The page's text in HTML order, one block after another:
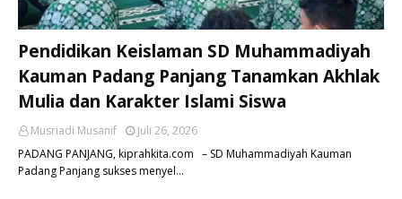
Pendidikan Keislaman SD Muhammadiyah
Kauman Padang Panjang Tanamkan Akhlak
Mulia dan Karakter Islami Siswa
Musriadi Musanif
Juli 26, 2026
PADANG PANJANG, kiprahkita.com – SD Muhammadiyah Kauman
Padang Panjang sukses menyel…